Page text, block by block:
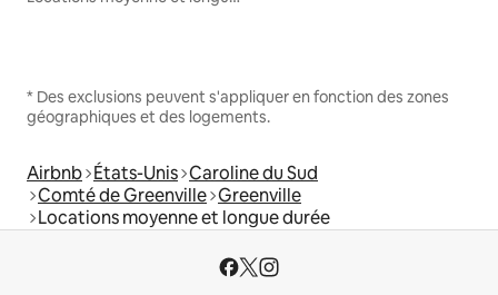
* Des exclusions peuvent s'appliquer en fonction des zones
géographiques et des logements.
Airbnb États-Unis Caroline du Sud
Comté de Greenville Greenville
Locations moyenne et longue durée